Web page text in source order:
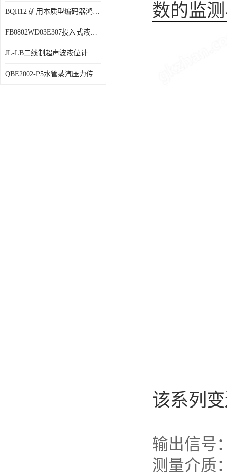
BQH12 矿用本质型编码器鸿泰产品实物展示
FB0802WD03E307投入式液位计鸿泰产品选型参数
JL-LB二线制超声波液位计鸿泰产品外形美观大方
QBE2002-P5水管蒸汽压力传感器西门子产品技术规格
数的监
该系列
输出信号
测量介质